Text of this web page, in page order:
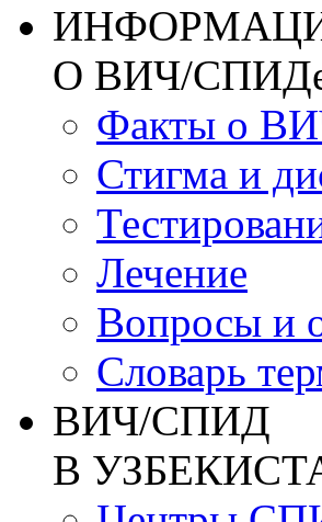
О ВИЧ/
Факты о
Стигма и
Лечение
Вопросы и
Словарь
ВИЧ/СПИД
В